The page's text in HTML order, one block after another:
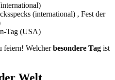
(international) , Fest der
Tag (USA)
feiern! Welcherbesondere Tag ist
Welt